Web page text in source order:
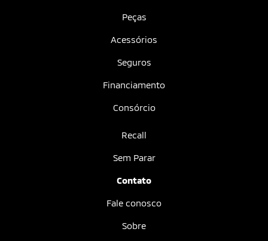
Peças
Acessórios
Seguros
Financiamento
Consórcio
Recall
Sem Parar
Contato
Fale conosco
Sobre